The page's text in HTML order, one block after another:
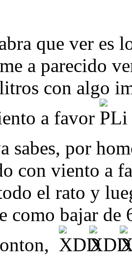
que ver es
a parecido
con algo
a favor
sabes, por
con viento a
el rato y
como bajar